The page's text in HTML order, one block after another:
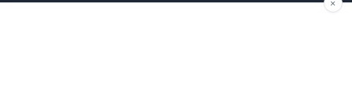
Explorer Blog